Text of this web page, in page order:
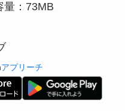
量：73MB
アプリーチ